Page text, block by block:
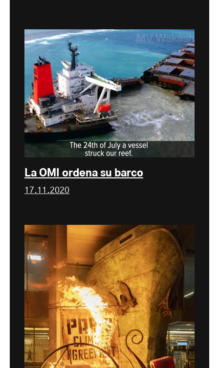
La OMI ordena su barco
17.11.2020